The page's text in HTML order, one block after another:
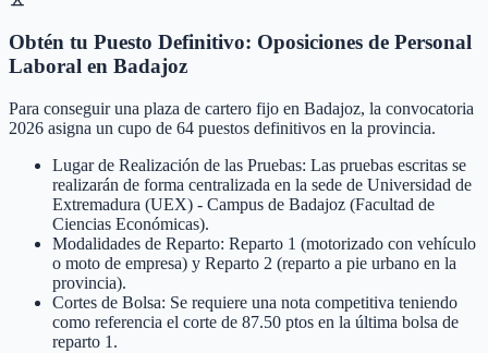
Obtén tu Puesto Definitivo: Oposiciones de Personal
Laboral en Badajoz
Para conseguir una plaza de cartero fijo en Badajoz, la convocatoria
2026 asigna un cupo de 64 puestos definitivos en la provincia.
Lugar de Realización de las Pruebas: Las pruebas escritas se
realizarán de forma centralizada en la sede de Universidad de
Extremadura (UEX) - Campus de Badajoz (Facultad de
Ciencias Económicas).
Modalidades de Reparto: Reparto 1 (motorizado con vehículo
o moto de empresa) y Reparto 2 (reparto a pie urbano en la
provincia).
Cortes de Bolsa: Se requiere una nota competitiva teniendo
como referencia el corte de 87.50 ptos en la última bolsa de
reparto 1.